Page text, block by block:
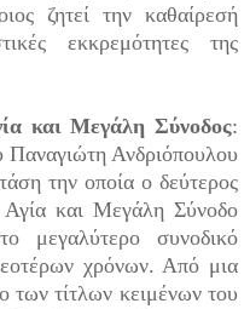
ζητεί την καθαίρεσή
εκκρεμότητες της
και Μεγάλη Σύνοδος:
Παναγιώτη Ανδριόπουλου
την οποία ο δεύτερος
Αγία και Μεγάλη Σύνοδο
μεγαλύτερο συνοδικό
χρόνων. Από μια
των τίτλων κειμένων του